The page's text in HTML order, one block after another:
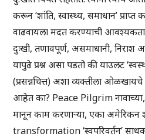
करून ‘शांति, स्वास्थ्य, समाधान’
वाढवायला मदत करण्याची
दुःखी, तणावपूर्ण, असमाधानी, निराश
यापुढे प्रश्न असा पडतो की याउलट
(प्रसन्नचित्त) अशा व्यक्तीला
आहेत का? Peace Pilgrim
मानून काम करणाऱ्या, एका अमेरिकन
transformation ‘स्वपरिवर्तन’